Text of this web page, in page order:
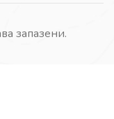
запазени.